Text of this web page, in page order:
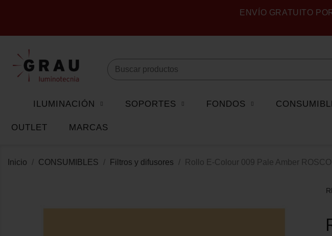
ENVÍO GRATUITO
ILUMINACIÓN SOPORTES FONDOS
OUTLET MARCAS
Inicio CONSUMIBLES Filtros y difusores Rollo E-Colour 009 Pale Amber ROSCO